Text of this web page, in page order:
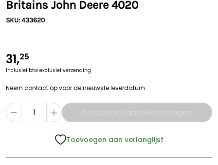
Britains John Deere 4020
SKU: 433620
31,25
Inclusief btw exclusief verzending
Neem contact op voor de nieuwste leverdatum
Toevoegen aan verlanglijst